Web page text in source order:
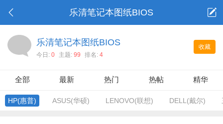
乐清笔记本图纸BIOS
收藏
乐清笔记本图纸BIOS
今日: 0 主题: 99 排名: 4
全部 最新 热门 热帖 精华
HP(惠普) ASUS(华硕) LENOVO(联想) DELL(戴尔)